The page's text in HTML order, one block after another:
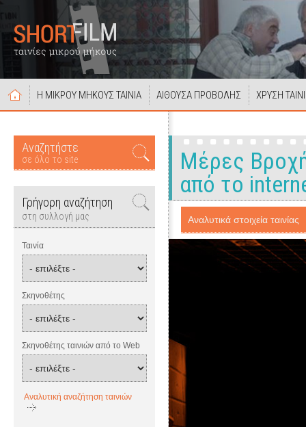
Η ΜΙΚΡΟΥ ΜΗΚΟΥΣ ΤΑΙΝΙΑ ΑΙΘΟΥΣΑ ΠΡΟΒΟΛΗΣ ΧΡΥΣΗ
Αναζητήστε
σε όλο το site
Γρήγορη αναζήτηση
στη συλλογή μας
Ταινία
Σκηνοθέτης
Σκηνοθέτης ταινιών από το Web
Αναλυτική αναζήτηση ταινιών
Μέρες
από το
Αναλυτικά στοιχεία ταινίας